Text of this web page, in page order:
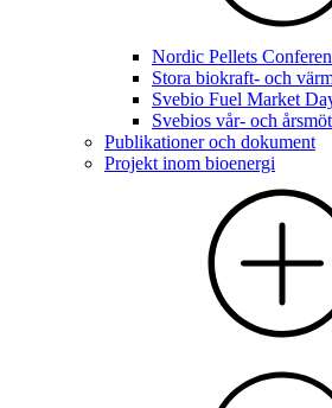
Nordic Pellets
Stora biokraft- och
Svebio Fuel Market
Svebios vår- och
Publikationer och dokument
Projekt inom bioenergi